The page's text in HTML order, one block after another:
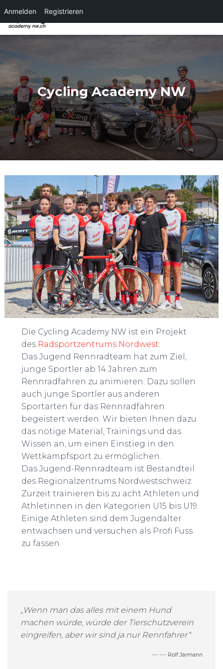
Anmelden Registrieren
Cycling Academy NW
Die Cycling Academy NW ist ein Projekt
des Radsportzentrums Nordwest
Das Jugend Rennradteam hat zum Ziel,
junge Sportler ab 14 Jahren zum
Rennradfahren zu animieren. Dazu sollen
auch junge Sportler aus anderen
Sportarten für das Rennradfahren
begeistert werden. Wir bieten Ihnen dazu
das nötige Material, Trainings und das
Wissen an, um einen Einstieg in den
Wettkampfsport zu ermöglichen.
Das Jugend-Rennradteam ist Bestandteil
des Regionalzentrums Nordwestschweiz.
Zurzeit trainieren bis zu acht Athleten und
Athletinnen in den Kategorien U15 bis U19.
Einige Athleten sind dem Jugendalter
entwachsen und versuchen als Profi Fuss
zu fassen
„Wenn man das alles mit einem Hund
machen würde, würde der Tierschutzverein
eingreifen, aber wir sind ja nur Rennfahrer“
— Rolf Järmann